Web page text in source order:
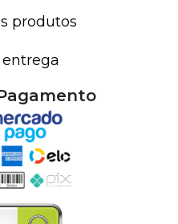
produtos